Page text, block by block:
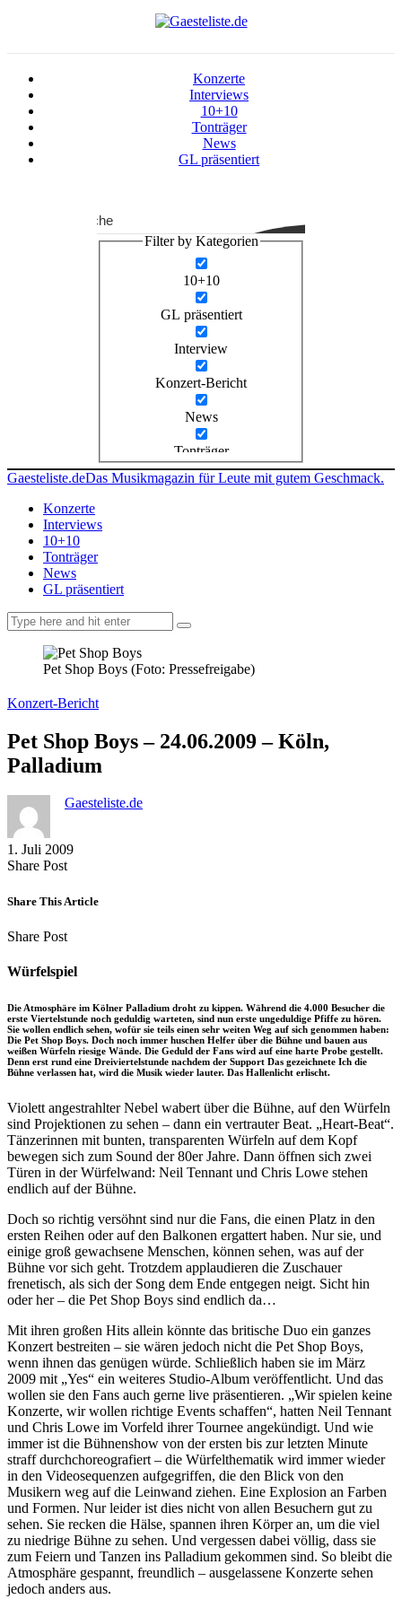
Konzerte
Interviews
10+10
Tonträger
News
GL präsentiert
Suche
Filter by Kategorien
10+10
GL präsentiert
Interview
Konzert-Bericht
News
Tonträger
Gaesteliste.deDas Musikmagazin für Leute mit gutem Geschmack.
Konzerte
Interviews
10+10
Tonträger
News
GL präsentiert
Pet Shop Boys (Foto: Pressefreigabe)
Konzert-Bericht
Pet Shop Boys – 24.06.2009 – Köln,
Palladium
Gaesteliste.de
1. Juli 2009
Share PostShare
Facebook
Copy
to
Send
via
Share This Article
Share PostShare
Facebook
Copy
to
Send
via
Würfelspiel
Die Atmosphäre im Kölner Palladium droht zu kippen. Während die 4.000 Besucher die
erste Viertelstunde noch geduldig warteten, sind nun erste ungeduldige Pfiffe zu hören.
Sie wollen endlich sehen, wofür sie teils einen sehr weiten Weg auf sich genommen haben:
Die Pet Shop Boys. Doch noch immer huschen Helfer über die Bühne und bauen aus
weißen Würfeln riesige Wände. Die Geduld der Fans wird auf eine harte Probe gestellt.
Denn erst rund eine Dreiviertelstunde nachdem der Support Das gezeichnete Ich die
Bühne verlassen hat, wird die Musik wieder lauter. Das Hallenlicht erlischt.
Violett angestrahlter Nebel wabert über die Bühne, auf den Würfeln
sind Projektionen zu sehen – dann ein vertrauter Beat. „Heart-Beat“.
Tänzerinnen mit bunten, transparenten Würfeln auf dem Kopf
bewegen sich zum Sound der 80er Jahre. Dann öffnen sich zwei
Türen in der Würfelwand: Neil Tennant und Chris Lowe stehen
endlich auf der Bühne.
Doch so richtig versöhnt sind nur die Fans, die einen Platz in den
ersten Reihen oder auf den Balkonen ergattert haben. Nur sie, und
einige groß gewachsene Menschen, können sehen, was auf der
Bühne vor sich geht. Trotzdem applaudieren die Zuschauer
frenetisch, als sich der Song dem Ende entgegen neigt. Sicht hin
oder her – die Pet Shop Boys sind endlich da…
Mit ihren großen Hits allein könnte das britische Duo ein ganzes
Konzert bestreiten – sie wären jedoch nicht die Pet Shop Boys,
wenn ihnen das genügen würde. Schließlich haben sie im März
2009 mit „Yes“ ein weiteres Studio-Album veröffentlicht. Und das
wollen sie den Fans auch gerne live präsentieren. „Wir spielen keine
Konzerte, wir wollen richtige Events schaffen“, hatten Neil Tennant
und Chris Lowe im Vorfeld ihrer Tournee angekündigt. Und wie
immer ist die Bühnenshow von der ersten bis zur letzten Minute
straff durchchoreografiert – die Würfelthematik wird immer wieder
in den Videosequenzen aufgegriffen, die den Blick von den
Musikern weg auf die Leinwand ziehen. Eine Explosion an Farben
und Formen. Nur leider ist dies nicht von allen Besuchern gut zu
sehen. Sie recken die Hälse, spannen ihren Körper an, um die viel
zu niedrige Bühne zu sehen. Und vergessen dabei völlig, dass sie
zum Feiern und Tanzen ins Palladium gekommen sind. So bleibt die
Atmosphäre gespannt, freundlich – ausgelassene Konzerte sehen
jedoch anders aus.